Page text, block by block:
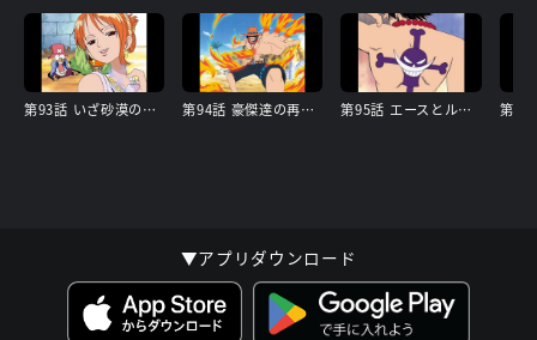
第93話 いざ砂漠の国へ! 雨を呼ぶ粉と反乱軍 第94話 豪傑達の再会! 奴の名は火拳のエース 第95話 エースとルフィ! 熱き想いと兄弟の絆
▼アプリダウンロード